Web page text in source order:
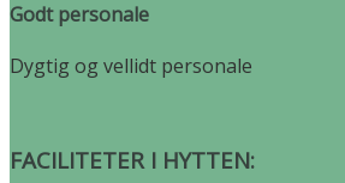
Godt personale
Dygtig og vellidt personale
FACILITETER I HYTTEN: